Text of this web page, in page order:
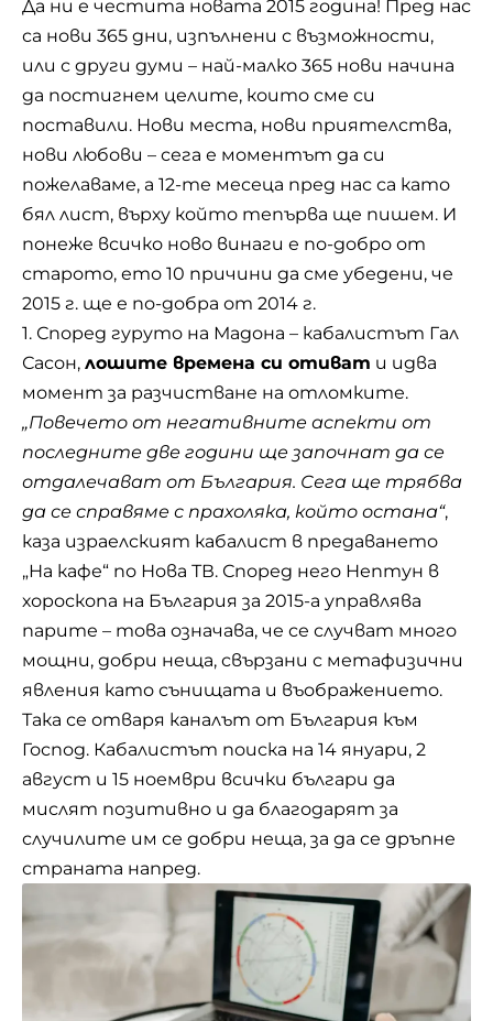
Да ни е честита новата 2015 година! Пред нас
са нови 365 дни, изпълнени с възможности,
или с други думи – най-малко 365 нови начина
да постигнем целите, които сме си
поставили. Нови места, нови приятелства,
нови любови – сега е моментът да си
пожелаваме, а 12-те месеца пред нас са като
бял лист, върху който тепърва ще пишем. И
понеже всичко ново винаги е по-добро от
старото, ето 10 причини да сме убедени, че
2015 г. ще е по-добра от 2014 г.
1. Според гуруто на Мадона – кабалистът Гал
Сасон, лошите времена си отиват и идва
момент за разчистване на отломките.
„Повечето от негативните аспекти от
последните две години ще започнат да се
отдалечават от България. Сега ще трябва
да се справяме с прахоляка, който остана“,
каза израелският кабалист в предаването
„На кафе“ по Нова ТВ. Според него Нептун в
хороскопа на България за 2015-а управлява
парите – това означава, че се случват много
мощни, добри неща, свързани с метафизични
явления като сънищата и въображението.
Така се отваря каналът от България към
Господ. Кабалистът поиска на 14 януари, 2
август и 15 ноември всички българи да
мислят позитивно и да благодарят за
случилите им се добри неща, за да се дръпне
страната напред.